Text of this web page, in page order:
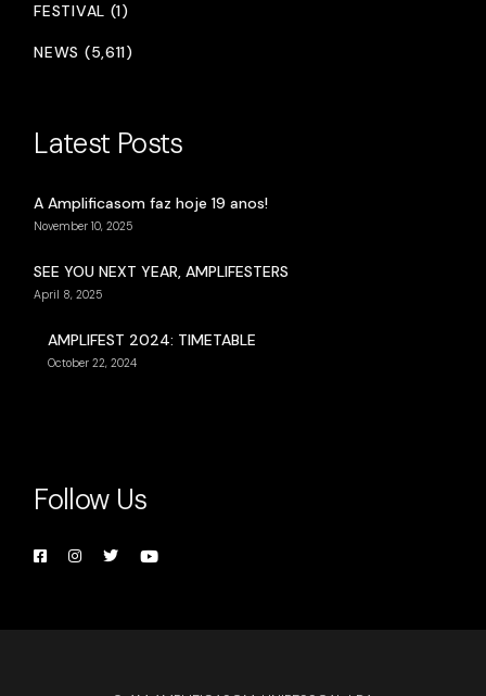
FESTIVAL (1)
NEWS (5,611)
Latest Posts
A Amplificasom faz hoje 19 anos!
November 10, 2025
SEE YOU NEXT YEAR, AMPLIFESTERS
April 8, 2025
AMPLIFEST 2024: TIMETABLE
October 22, 2024
Follow Us